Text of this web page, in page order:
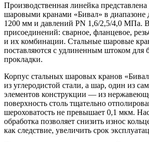
Производственная линейка
шаровыми кранами «Бивал» в диапазоне
1200 мм и давлений PN 1,6/2,5/4,0 МПа.
присоединений: сварное, фланцевое,
и их комбинации. Стальные шаровые
поставляются с удлиненным штоком для
прокладки.
Корпус стальных шаровых кранов
из углеродистой стали, а шар, один из
элементов конструкции — из
поверхность столь тщательно
шероховатость не превышает 0,1 мкм.
обработка позволяет снизить износ
как следствие, увеличить срок